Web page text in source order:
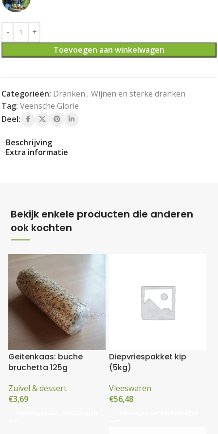
Toevoegen aan winkelwagen
Categorieën: Dranken, Wijnen en sterke dranken
Tag: Veensche Glorie
Deel:
Beschrijving
Extra informatie
Bekijk enkele producten die anderen
ook kochten
Geitenkaas: buche
bruchetta 125g
Zuivel & dessert
€3,69
Diepvriespakket kip
(5kg)
Vleeswaren
€56,48